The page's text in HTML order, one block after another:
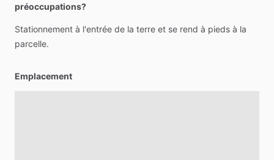
préoccupations?
Stationnement à l'entrée de la terre et se rend à pieds à la
parcelle.
Emplacement